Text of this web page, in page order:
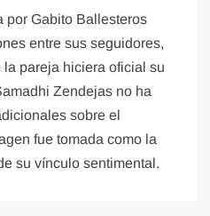
por Gabito Ballesteros
entre sus seguidores,
pareja hiciera oficial su
Zendejas no ha
sobre el
fue tomada como la
su vínculo sentimental.